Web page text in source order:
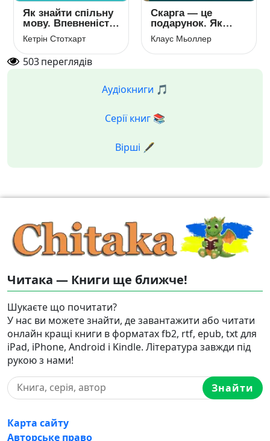
Як знайти спільну
мову. Впевненість
і харизма при
спілкуванні з
особистостями
різного типу
Кетрін Стотхарт
Скарга — це
подарунок. Як
зберегти
лояльність
клієнтів
Клаус Мьоллер
503переглядів
Аудіокниги 🎵
Серії книг 📚
Вірші 🖋️
Читака — Книги ще ближче!
Шукаєте що почитати?
У нас ви можете знайти, де завантажити або читати
онлайн кращі книги в форматах fb2, rtf, epub, txt для
iPad, iPhone, Android і Kindle. Література завжди під
рукою з нами!
Знайти
Карта сайту
Авторське право